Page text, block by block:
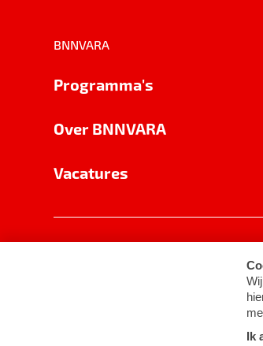
BNNVARA
Programma's
Over BNNVARA
Vacatures
Cookie-instellingen